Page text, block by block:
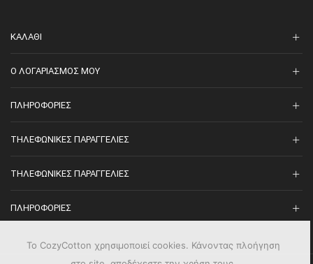
ΚΑΛΆΘΙ
O ΛΟΓΑΡΙΑΣΜΌΣ ΜΟΥ
ΠΛΗΡΟΦΟΡΊΕΣ
ΤΗΛΕΦΩΝΙΚΈΣ ΠΑΡΑΓΓΕΛΊΕΣ
ΤΗΛΕΦΩΝΙΚΈΣ ΠΑΡΑΓΓΕΛΊΕΣ
ΠΛΗΡΟΦΟΡΊΕΣ
Το CozyCotton χρησιμοποιεί cookies. Κάνοντας πλοήγηση